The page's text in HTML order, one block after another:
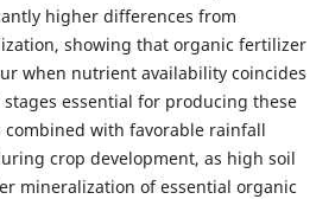
higher differences from
showing that organic fertilizer
when nutrient availability coincides
essential for producing these
with favorable rainfall
crop development, as high soil
mineralization of essential organic